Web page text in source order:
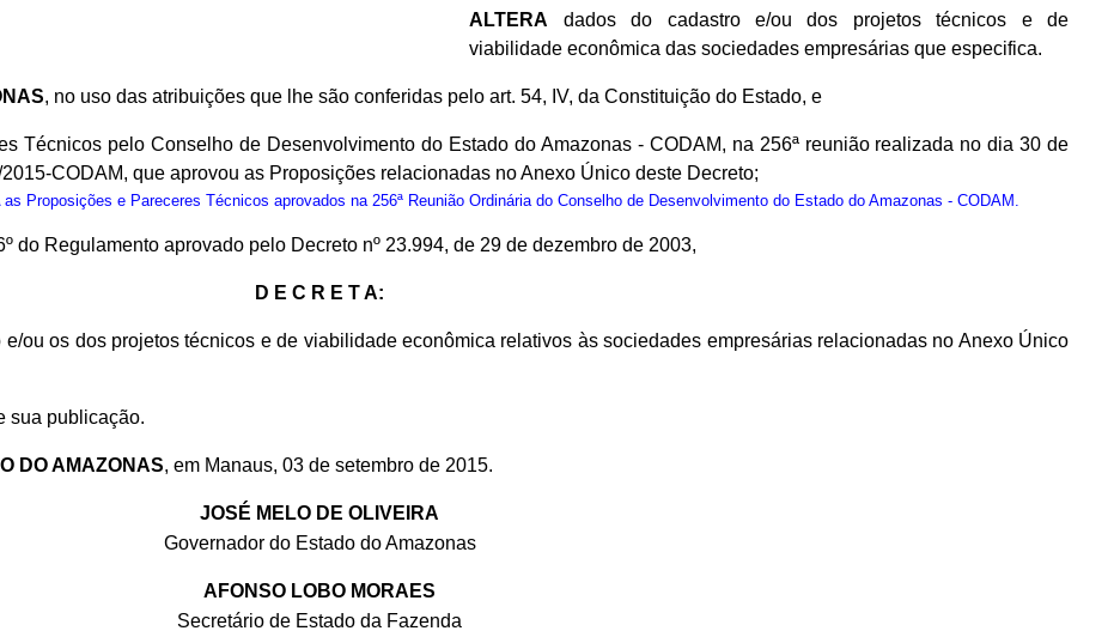
ALTERA dados do cadastro e/ou dos projetos técnicos e de
viabilidade econômica das sociedades empresárias que especifica.
, no uso das atribuições que lhe são conferidas pelo art. 54, IV, da Constituição do Estado, e
Técnicos pelo Conselho de Desenvolvimento do Estado do Amazonas - CODAM, na 256ª reunião realizada no dia 30 de
CODAM, que aprovou as Proposições relacionadas no Anexo Único deste Decreto;
as Proposições e Pareceres Técnicos aprovados na 256ª Reunião Ordinária do Conselho de Desenvolvimento do Estado do Amazonas - CODAM.
do Regulamento aprovado pelo Decreto nº 23.994, de 29 de dezembro de 2003,
D E C R E T A:
ou os dos projetos técnicos e de viabilidade econômica relativos às sociedades empresárias relacionadas no Anexo Único
sua publicação.
DO AMAZONAS, em Manaus, 03 de setembro de 2015.
JOSÉ MELO DE OLIVEIRA
Governador do Estado do Amazonas
AFONSO LOBO MORAES
Secretário de Estado da Fazenda